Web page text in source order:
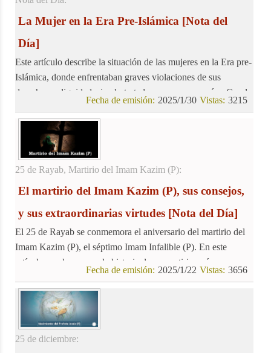
La Mujer en la Era Pre-Islámica [Nota del
Día]
Este artículo describe la situación de las mujeres en la Era pre-
Islámica, donde enfrentaban graves violaciones de sus
derechos y dignidad, siendo tratadas como mercancías. Con la
otorgando a las mujeres derechos individuales, sociales y
humanos que antes les eran negados. Las enseñanzas
islámicas, reflejadas en el Corán, promovieron un trato más
justo y respetuoso hacia las mujeres.
3215
Vistas:
2025/1/30
Fecha de emisión:
25 de Rayab, Martirio del Imam Kazim (P):
El martirio del Imam Kazim (P), sus consejos,
y sus extraordinarias virtudes [Nota del Día]
El 25 de Rayab se conmemora el aniversario del martirio del
Imam Kazim (P), el séptimo Imam Infalible (P). En este
artículo, exploraremos la historia de su martirio, así como
3656
Vistas:
2025/1/22
Fecha de emisión:
25 de diciembre: